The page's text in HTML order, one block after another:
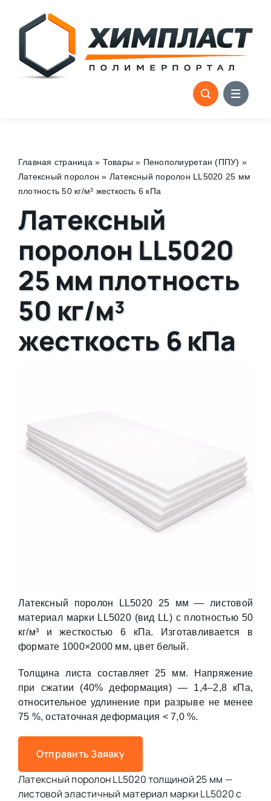
content
Главная страница » Товары » Пенополиуретан (ППУ) »
Латексный поролон » Латексный поролон LL5020 25 мм
плотность 50 кг/м³ жесткость 6 кПа
Латексный
поролон LL5020
25 мм плотность
50 кг/м³
жесткость 6 кПа
Латексный поролон LL5020 25 мм — листовой
материал марки LL5020 (вид LL) с плотностью 50
кг/м³ и жесткостью 6 кПа. Изготавливается в
формате 1000×2000 мм, цвет белый.
Толщина листа составляет 25 мм. Напряжение
при сжатии (40% деформация) — 1,4–2,8 кПа,
относительное удлинение при разрыве не менее
75 %, остаточная деформация < 7,0 %.
Отправить Заявку
Латексный поролон LL5020 толщиной 25 мм —
листовой эластичный материал марки LL5020 с